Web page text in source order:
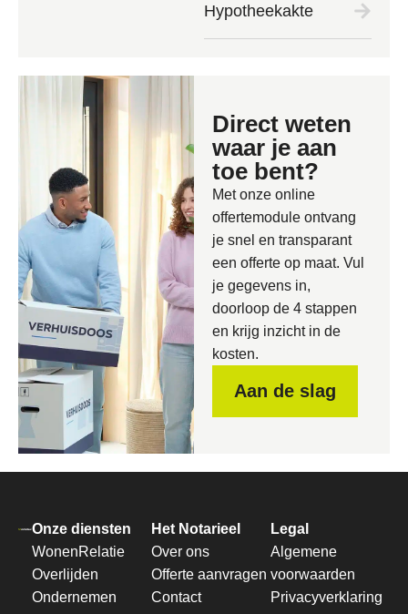
Hypotheekakte
Direct weten
waar je aan
toe bent?
Met onze online
offertemodule ontvang
je snel en transparant
een offerte op maat. Vul
je gegevens in,
doorloop de 4 stappen
en krijg inzicht in de
kosten.
Aan de slag
Onze diensten
WonenRelatie
Overlijden
Ondernemen
Het Notarieel
Over ons
Offerte aanvragen
Contact
Legal
Algemene
voorwaarden
Privacyverklaring